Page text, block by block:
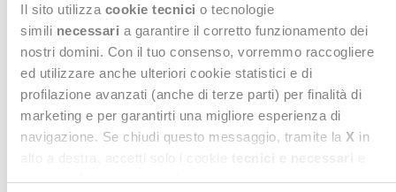
Il sito utilizza cookie tecnici o tecnologie
simili necessari a garantire il corretto funzionamento dei
nostri domini. Con il tuo consenso, vorremmo raccogliere
ed utilizzare anche ulteriori cookie statistici e di
profilazione avanzati (anche di terze parti) per finalità di
marketing e per garantirti una migliore esperienza di
navigazione. Se chiudi questo messaggio, tramite la X in
statistici. Naviga le schede di questo pannello per
Zanella, Head of Business Innovation &
Development, al talk: “Nuove tecnologie e nuove
metodologie statistiche. Una sfida, anche etica, per
la raccolta, analisi e comunicazione dei dati”,
giovedì 17 ottobre presso Piazza Borsa.